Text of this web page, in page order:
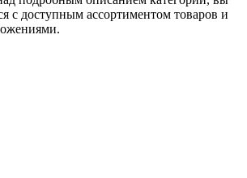
с доступным ассортиментом товаров и